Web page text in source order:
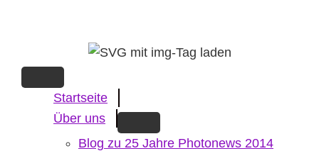
content
Startseite
Über uns
Blog zu 25 Jahre Photonews 2014